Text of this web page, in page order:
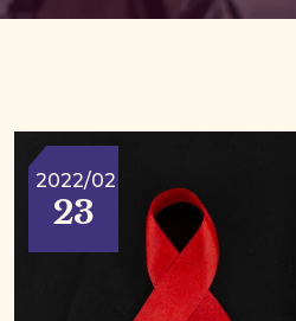
2022/02
23